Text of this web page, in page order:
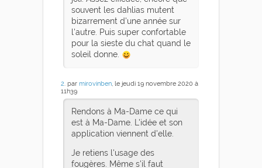
souvent les dahlias mutent
bizarrement d'une année sur
l'autre. Puis super confortable
pour la sieste du chat quand le
soleil donne.
2. par mirovinben, le jeudi 19 novembre 2020 à
11h39
Rendons à Ma-Dame ce qui
est à Ma-Dame. L'idée et son
application viennent d'elle.
Je retiens l'usage des
fougères. Même s'il faut